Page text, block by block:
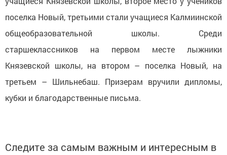
поселка Новый, третьими стали учащиеся Калмиинской
общеобразовательной школы. Среди
старшеклассников на первом месте лыжники
Князевской школы, на втором – поселка Новый, на
третьем – Шильнебаш. Призерам вручили дипломы,
кубки и благодарственные письма.
Следите за самым важным и интересным в